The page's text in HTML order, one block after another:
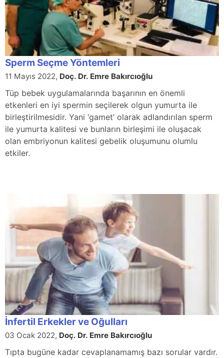
Sperm Seçme Yöntemleri
11 Mayıs 2022, Doç. Dr. Emre Bakırcıoğlu
Tüp bebek uygulamalarında başarının en önemli
etkenleri en iyi spermin seçilerek olgun yumurta ile
birleştirilmesidir. Yani ‘gamet’ olarak adlandırılan sperm
ile yumurta kalitesi ve bunların birleşimi ile oluşacak
olan embriyonun kalitesi gebelik oluşumunu olumlu
etkiler.
İnfertil Erkekler ve Oğulları
03 Ocak 2022, Doç. Dr. Emre Bakırcıoğlu
Tıpta bugüne kadar cevaplanamamış bazı sorular vardır.